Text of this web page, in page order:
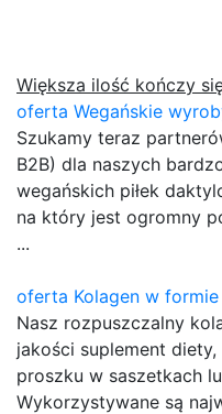
Większa ilość kończy
oferta Wegańskie
Szukamy teraz
B2B) dla naszych
wegańskich piłek
na który jest ogromny
...
oferta Kolagen w
Nasz rozpuszczalny
jakości suplement
proszku w saszetkach
Wykorzystywane są